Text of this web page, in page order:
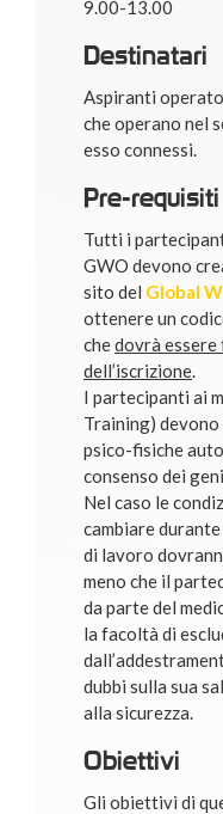
9.00-13.00
Destinatari
Aspiranti
che operano nel
esso connessi.
Pre-requisiti
Tutti i
GWO devono
sito del Global
ottenere un
chedovrà
dell’iscrizione.
I partecipanti ai
Training) devono
psico-fisiche
consenso dei
Nel caso le
cambiare
di lavoro
meno che il
da parte del
la facoltà di
dubbi sulla sua
alla sicurezza.
Obiettivi
Gli obiettivi di